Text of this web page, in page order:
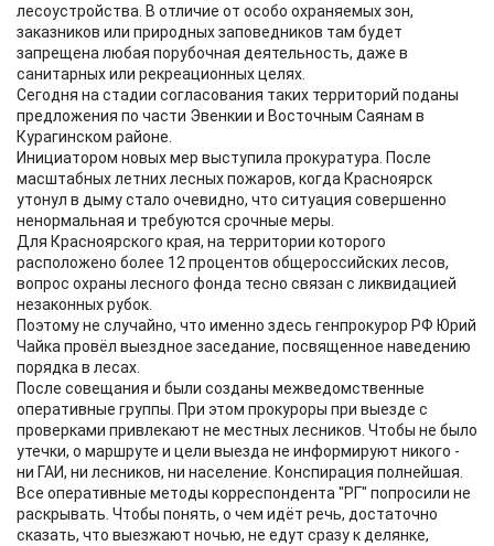
лесоустройства. В отличие от особо охраняемых зон,
заказников или природных заповедников там будет
запрещена любая порубочная деятельность, даже в
санитарных или рекреационных целях.
Сегодня на стадии согласования таких территорий поданы
предложения по части Эвенкии и Восточным Саянам в
Курагинском районе.
Инициатором новых мер выступила прокуратура. После
масштабных летних лесных пожаров, когда Красноярск
утонул в дыму стало очевидно, что ситуация совершенно
ненормальная и требуются срочные меры.
Для Красноярского края, на территории которого
расположено более 12 процентов общероссийских лесов,
вопрос охраны лесного фонда тесно связан с ликвидацией
незаконных рубок.
Поэтому не случайно, что именно здесь генпрокурор РФ Юрий
Чайка провёл выездное заседание, посвященное наведению
порядка в лесах.
После совещания и были созданы межведомственные
оперативные группы. При этом прокуроры при выезде с
проверками привлекают не местных лесников. Чтобы не было
утечки, о маршруте и цели выезда не информируют никого -
ни ГАИ, ни лесников, ни население. Конспирация полнейшая.
Все оперативные методы корреспондента "РГ" попросили не
раскрывать. Чтобы понять, о чем идёт речь, достаточно
сказать, что выезжают ночью, не едут сразу к делянке,